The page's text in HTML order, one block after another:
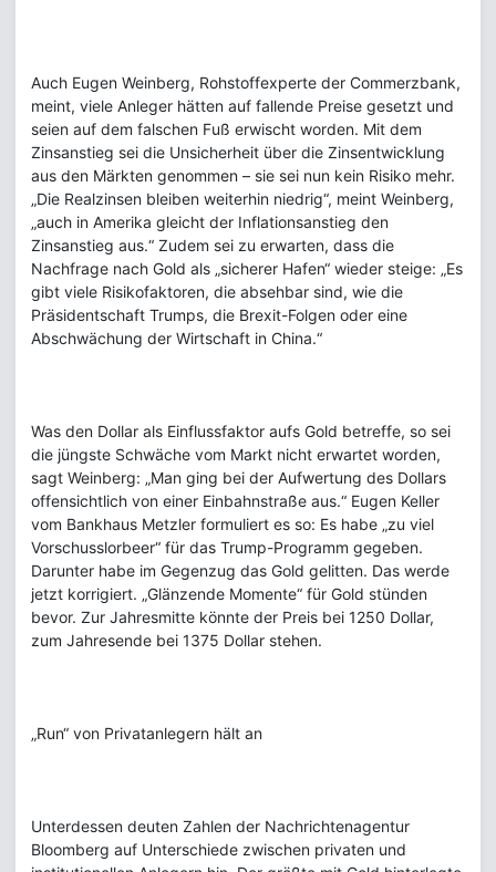
Auch Eugen Weinberg, Rohstoffexperte der Commerzbank,
meint, viele Anleger hätten auf fallende Preise gesetzt und
seien auf dem falschen Fuß erwischt worden. Mit dem
Zinsanstieg sei die Unsicherheit über die Zinsentwicklung
aus den Märkten genommen – sie sei nun kein Risiko mehr.
„Die Realzinsen bleiben weiterhin niedrig“, meint Weinberg,
„auch in Amerika gleicht der Inflationsanstieg den
Zinsanstieg aus.“ Zudem sei zu erwarten, dass die
Nachfrage nach Gold als „sicherer Hafen“ wieder steige: „Es
gibt viele Risikofaktoren, die absehbar sind, wie die
Präsidentschaft Trumps, die Brexit-Folgen oder eine
Abschwächung der Wirtschaft in China.“
Was den Dollar als Einflussfaktor aufs Gold betreffe, so sei
die jüngste Schwäche vom Markt nicht erwartet worden,
sagt Weinberg: „Man ging bei der Aufwertung des Dollars
offensichtlich von einer Einbahnstraße aus.“ Eugen Keller
vom Bankhaus Metzler formuliert es so: Es habe „zu viel
Vorschusslorbeer“ für das Trump-Programm gegeben.
Darunter habe im Gegenzug das Gold gelitten. Das werde
jetzt korrigiert. „Glänzende Momente“ für Gold stünden
bevor. Zur Jahresmitte könnte der Preis bei 1250 Dollar,
zum Jahresende bei 1375 Dollar stehen.
„Run“ von Privatanlegern hält an
Unterdessen deuten Zahlen der Nachrichtenagentur
Bloomberg auf Unterschiede zwischen privaten und